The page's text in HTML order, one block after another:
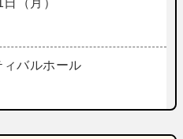
（月）
ィバルホール